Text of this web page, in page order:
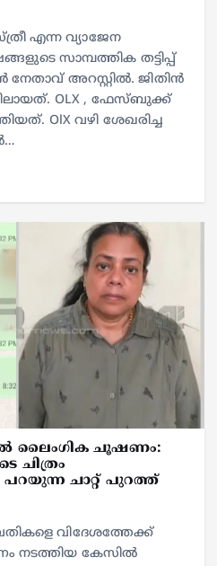
എന്ന വ്യാജേന
സാമ്പത്തിക തട്ടിപ്പ്
അറസ്റ്റിൽ. ജിതിൻ
OLX , ഫേസ്ബുക്ക്
OlX വഴി ശേഖരിച്ച
ലൈംഗിക ചൂഷണം:
ചിത്രം
ചാറ്റ് പുറത്ത്
വിദേശത്തേക്ക്
നടത്തിയ കേസില്‍